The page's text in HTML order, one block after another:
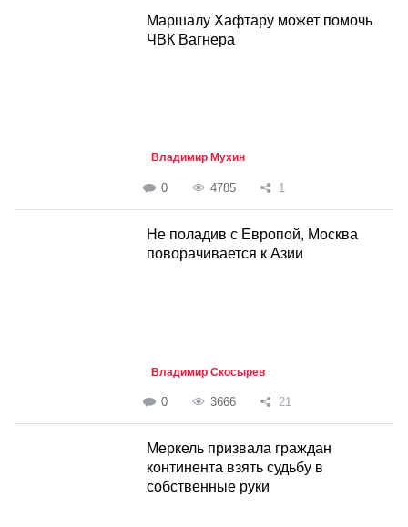
Маршалу Хафтару может помочь
ЧВК Вагнера
Владимир Мухин
0 4785 1
Не поладив с Европой, Москва
поворачивается к Азии
Владимир Скосырев
0 3666 21
Меркель призвала граждан
континента взять судьбу в
собственные руки